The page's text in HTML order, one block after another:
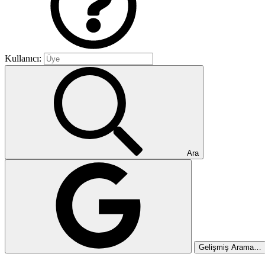
Kullanıcı:
Ara
Gelişmiş Arama…